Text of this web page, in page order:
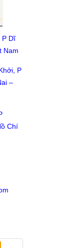
P Dĩ
Nam
P
–
Chí